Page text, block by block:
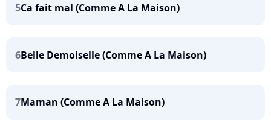
5Ca fait mal (Comme A La Maison)
6Belle Demoiselle (Comme A La Maison)
7Maman (Comme A La Maison)